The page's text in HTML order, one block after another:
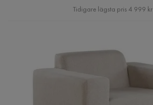
Pris
Tidigare lägsta pris 4 999 kr